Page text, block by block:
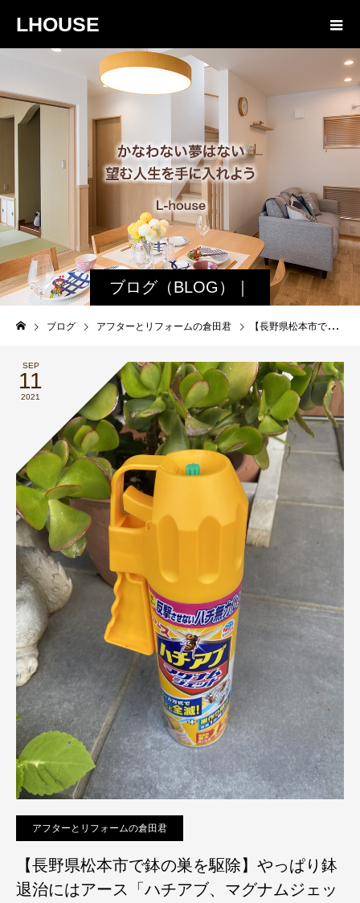
LHOUSE
ブログ（BLOG）｜
諏訪・松本の工務店
エルハウス
ブログ アフターとリフォームの倉田君 【長野県松本市で鉢の巣を駆除】やっぱり鉢退治にはアース「ハチアブ、マグナムジェット」がおすすめ
SEP
11
2021
アフターとリフォームの倉田君
【長野県松本市で鉢の巣を駆除】やっぱり鉢
退治にはアース「ハチアブ、マグナムジェッ